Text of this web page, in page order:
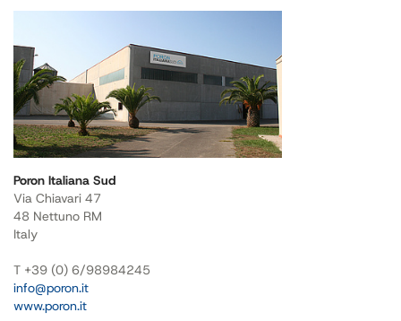
Poron Italiana Sud
Via Chiavari 47
48 Nettuno RM
Italy
T +39 (0) 6/989842​45
info@poron.it
www.poron.it